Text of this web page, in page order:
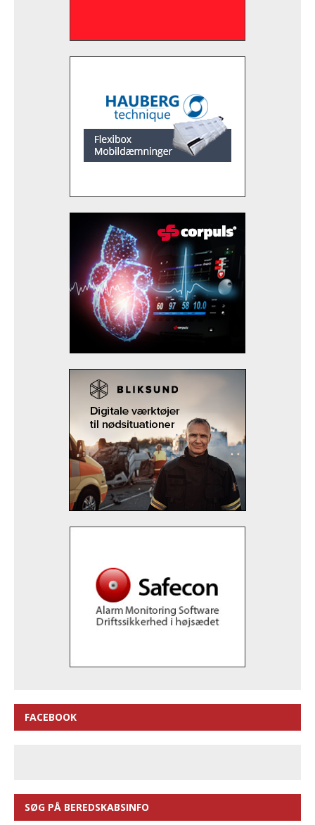
FACEBOOK
SØG PÅ BEREDSKABSINFO